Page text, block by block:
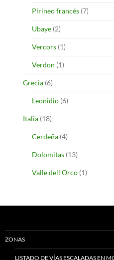
Pirineo francés (7)
Ubaye (2)
Vercors (1)
Verdon (1)
Grecia (6)
Leonidio (6)
Italia (18)
Cerdeña (4)
Dolomitas (13)
Valle dell'Orco (1)
ZONAS
LISTADO DE VÍAS ESCALADAS EN